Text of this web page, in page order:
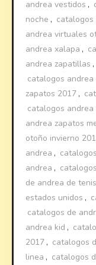
andrea vestidos ,
noche ,
andrea virtuales
andrea xalapa ,
andrea zapatillas ,
catalogos
zapatos 2017 ,
catalogos
andrea zapatos
otoño invierno
andrea ,
andrea ,
de andrea de
estados unidos ,
catalogos de
andrea kid ,
2017 , catalogos
linea , catalogos